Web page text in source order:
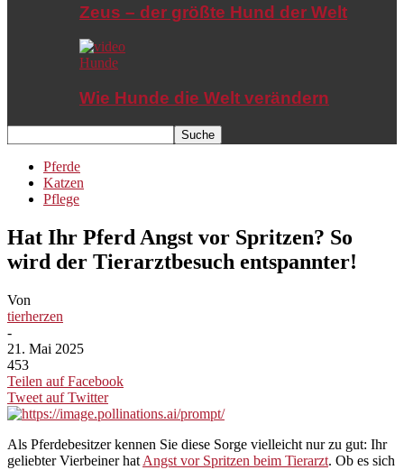
Zeus – der größte Hund der Welt
Hunde
Wie Hunde die Welt verändern
Pferde
Katzen
Pflege
Hat Ihr Pferd Angst vor Spritzen? So
wird der Tierarztbesuch entspannter!
Von
tierherzen
-
21. Mai 2025
453
Teilen auf Facebook
Tweet auf Twitter
Als Pferdebesitzer kennen Sie diese Sorge vielleicht nur zu gut: Ihr
geliebter Vierbeiner hat Angst vor Spritzen beim Tierarzt. Ob es sich